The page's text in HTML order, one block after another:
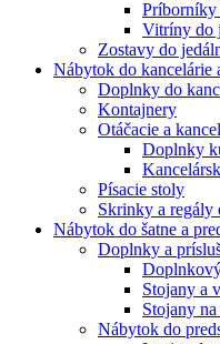
Príborníky
Vitríny do
Zostavy do
Nábytok do kancelárie
Doplnky do
Kontajnery
Otáčacie a
Doplnky
Písacie stoly
Skrinky a regály
Nábytok do šatne a
Doplnky a
Stojany a
Stojany
Nábytok do